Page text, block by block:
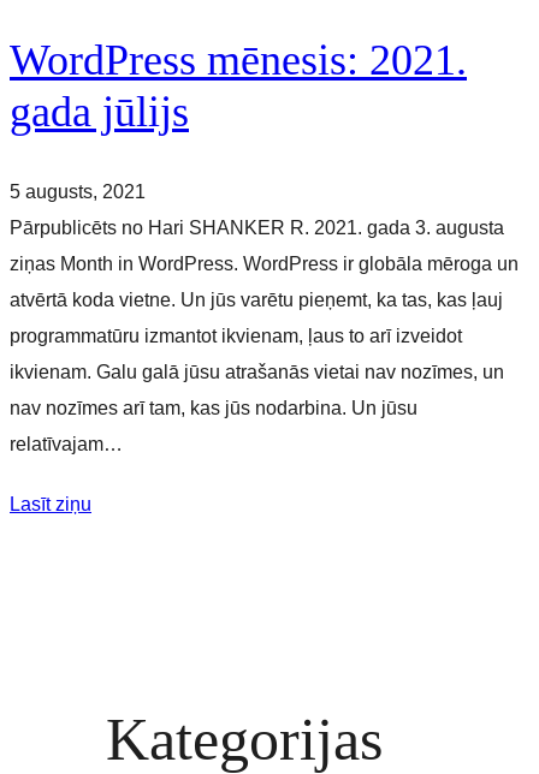
WordPress mēnesis: 2021.
gada jūlijs
5 augusts, 2021
Pārpublicēts no Hari SHANKER R. 2021. gada 3. augusta
ziņas Month in WordPress. WordPress ir globāla mēroga un
atvērtā koda vietne. Un jūs varētu pieņemt, ka tas, kas ļauj
programmatūru izmantot ikvienam, ļaus to arī izveidot
ikvienam. Galu galā jūsu atrašanās vietai nav nozīmes, un
nav nozīmes arī tam, kas jūs nodarbina. Un jūsu
relatīvajam…
Lasīt ziņu
Kategorijas